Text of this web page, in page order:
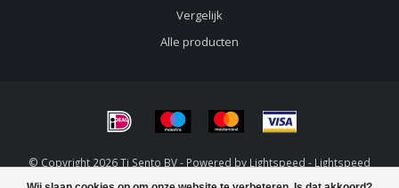
Vergelijk
Alle producten
© Copyright 2026 Ti Sento BV - Powered by Lightspeed - Lightspeed
designbyDyvelopment